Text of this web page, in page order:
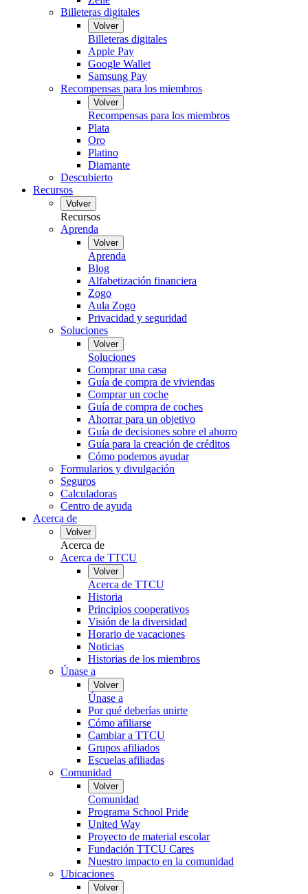
Billeteras digitales
Volver
Billeteras digitales
Apple Pay
Google Wallet
Samsung Pay
Recompensas para los miembros
Volver
Recompensas para los miembros
Plata
Oro
Platino
Diamante
Descubierto
Recursos
Volver
Recursos
Aprenda
Volver
Aprenda
Blog
Alfabetización financiera
Zogo
Aula Zogo
Privacidad y seguridad
Soluciones
Volver
Soluciones
Comprar una casa
Guía de compra de viviendas
Comprar un coche
Guía de compra de coches
Ahorrar para un objetivo
Guía de decisiones sobre el ahorro
Guía para la creación de créditos
Cómo podemos ayudar
Formularios y divulgación
Seguros
Calculadoras
Centro de ayuda
Acerca de
Volver
Acerca de
Acerca de TTCU
Volver
Acerca de TTCU
Historia
Principios cooperativos
Visión de la diversidad
Horario de vacaciones
Noticias
Historias de los miembros
Únase a
Volver
Únase a
Por qué deberías unirte
Cómo afiliarse
Cambiar a TTCU
Grupos afiliados
Escuelas afiliadas
Comunidad
Volver
Comunidad
Programa School Pride
United Way
Proyecto de material escolar
Fundación TTCU Cares
Nuestro impacto en la comunidad
Ubicaciones
Volver